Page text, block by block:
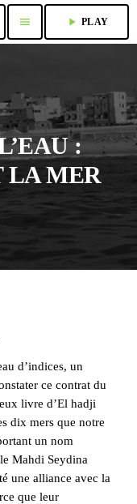
menu play_arrow PLAY
:
LA MER
d’indices, un
ce contrat du
livre d’El hadji
dix mers que notre
un nom
Mahdi Seydina
une alliance avec la
que leur